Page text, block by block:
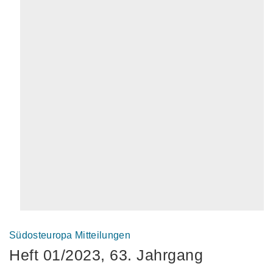
Südosteuropa Mitteilungen
Heft 01/2023, 63. Jahrgang